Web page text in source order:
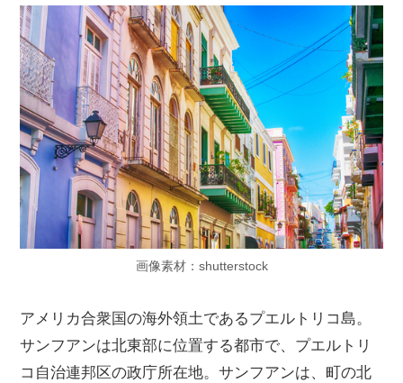
画像素材：shutterstock
アメリカ合衆国の海外領土であるプエルトリコ島。
サンフアンは北東部に位置する都市で、プエルトリ
コ自治連邦区の政庁所在地。サンフアンは、町の北